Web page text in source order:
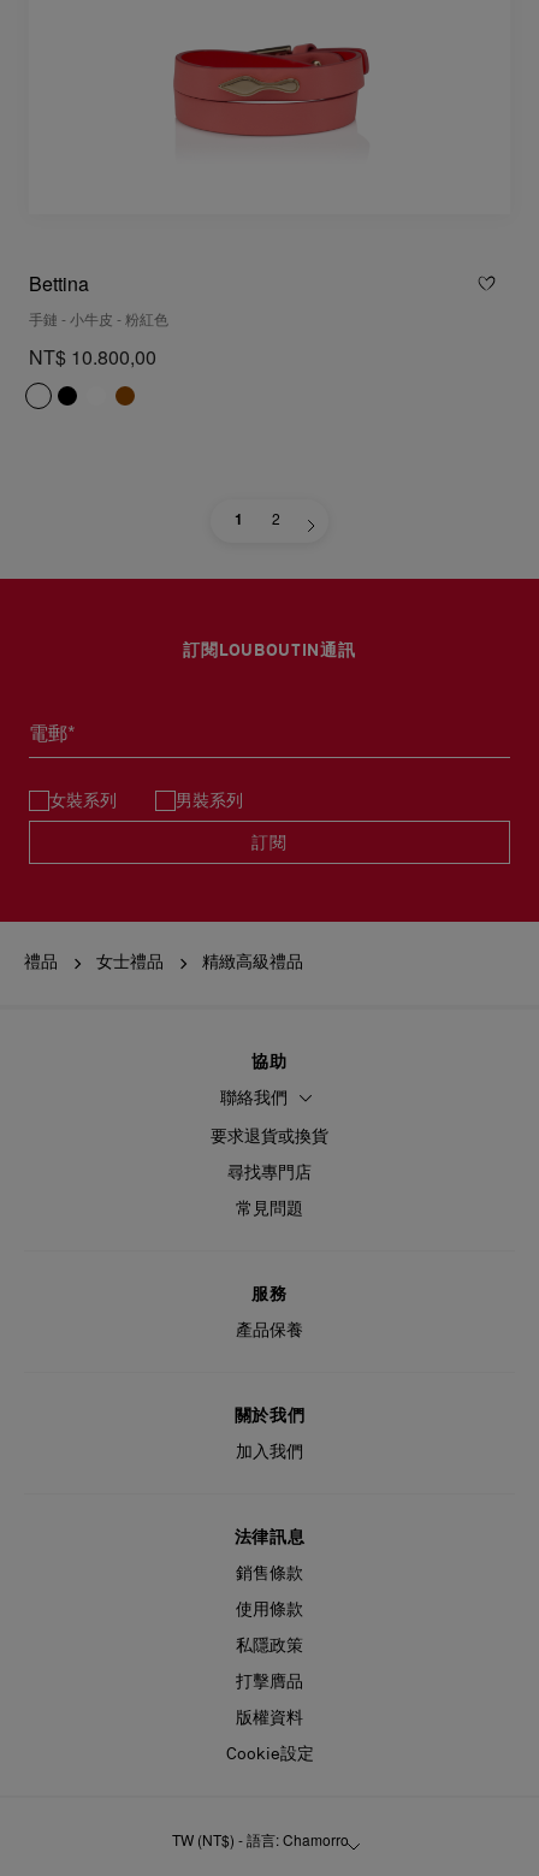
Bettina
手鏈 - 小牛皮 - 粉紅色
NT$ 10.800,00
1 2
訂閱LOUBOUTIN通訊
電郵*
女裝系列 男裝系列
訂閱
禮品 女士禮品 精緻高級禮品
協助
聯絡我們
要求退貨或換貨
尋找專門店
常見問題
服務
產品保養
關於我們
加入我們
法律訊息
銷售條款
使用條款
私隱政策
打擊膺品
版權資料
Cookie設定
TW (NT$) - 語言: Chamorro